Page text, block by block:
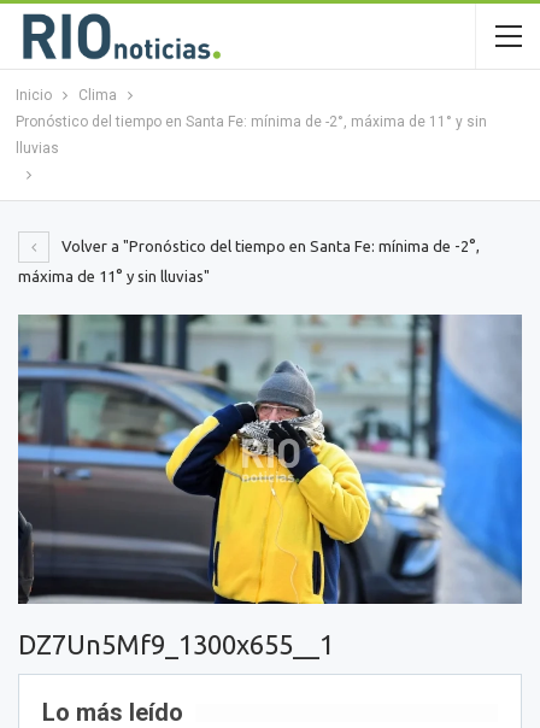
Inicio
Clima
Pronóstico del tiempo en Santa Fe: mínima de -2°, máxima de 11° y sin
lluvias
Volver a "Pronóstico del tiempo en Santa Fe: mínima de -2°,
máxima de 11° y sin lluvias"
DZ7Un5Mf9_1300x655__1
Lo más leído